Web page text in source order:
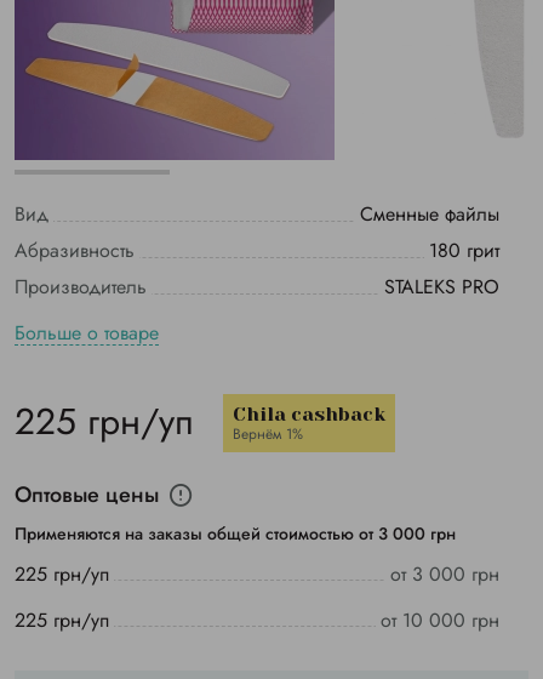
Вид
Сменные файлы
Абразивность
180 грит
Производитель
STALEKS PRO
Больше о товаре
225 грн/уп Chila cashback
Вернём 1%
Оптовые цены
Применяются на заказы общей стоимостью от 3 000 грн
225 грн/уп
от 3 000 грн
225 грн/уп
от 10 000 грн